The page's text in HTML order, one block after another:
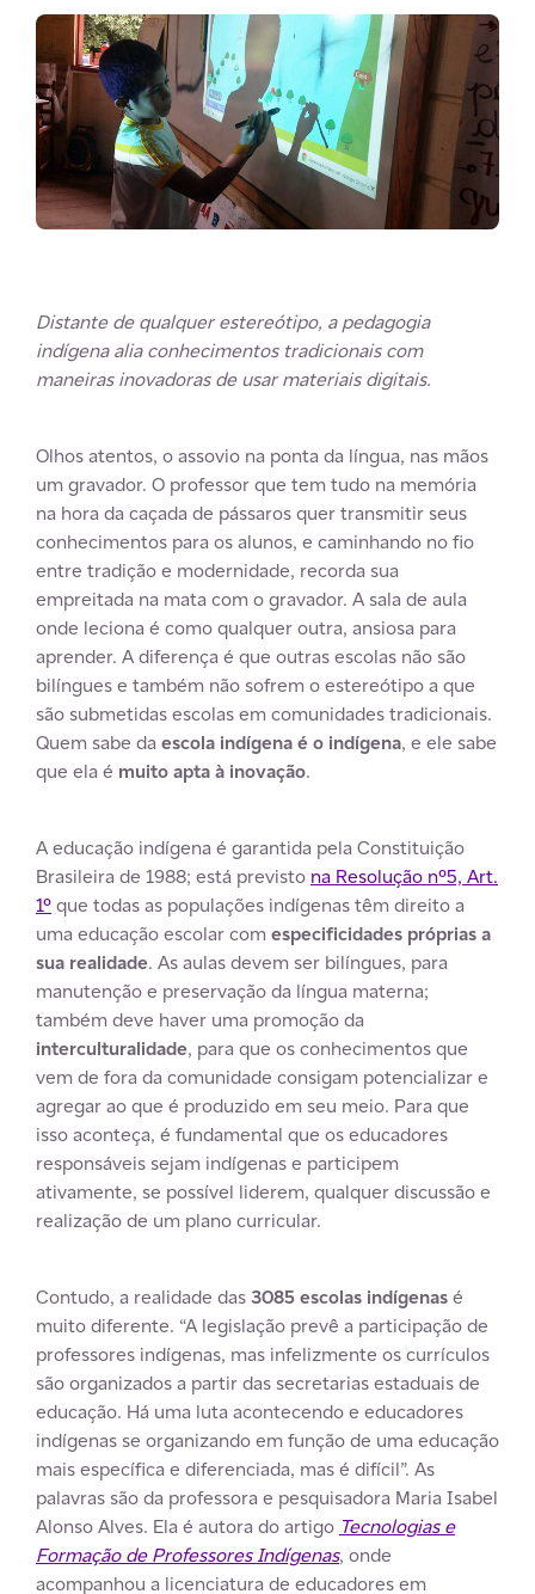
Distante de qualquer estereótipo, a pedagogia
indígena alia conhecimentos tradicionais com
maneiras inovadoras de usar materiais digitais.
Olhos atentos, o assovio na ponta da língua, nas mãos
um gravador. O professor que tem tudo na memória
na hora da caçada de pássaros quer transmitir seus
conhecimentos para os alunos, e caminhando no fio
entre tradição e modernidade, recorda sua
empreitada na mata com o gravador. A sala de aula
onde leciona é como qualquer outra, ansiosa para
aprender. A diferença é que outras escolas não são
bilíngues e também não sofrem o estereótipo a que
são submetidas escolas em comunidades tradicionais.
Quem sabe da escola indígena é o indígena, e ele sabe
que ela é muito apta à inovação.
A educação indígena é garantida pela Constituição
Brasileira de 1988; está previsto na Resolução nº5, Art.
1ºque todas as populações indígenas têm direito a
uma educação escolar com especificidades próprias a
sua realidade. As aulas devem ser bilíngues, para
manutenção e preservação da língua materna;
também deve haver uma promoção da
interculturalidade, para que os conhecimentos que
vem de fora da comunidade consigam potencializar e
agregar ao que é produzido em seu meio. Para que
isso aconteça, é fundamental que os educadores
responsáveis sejam indígenas e participem
ativamente, se possível liderem, qualquer discussão e
realização de um plano curricular.
Contudo, a realidade das3085 escolas indígenasé
muito diferente. “A legislação prevê a participação de
professores indígenas, mas infelizmente os currículos
são organizados a partir das secretarias estaduais de
educação. Há uma luta acontecendo e educadores
indígenas se organizando em função de uma educação
mais específica e diferenciada, mas é difícil”. As
palavras são da professora e pesquisadora Maria Isabel
Alonso Alves. Ela é autora do artigo Tecnologias e
Formação de Professores Indígenas, onde
acompanhou a licenciatura de educadores em